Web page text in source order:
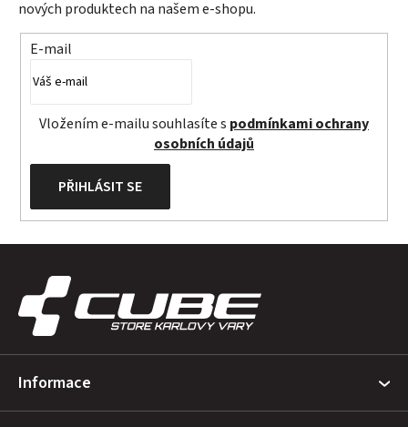
nových produktech na našem e-shopu.
E-mail
Vložením e-mailu souhlasíte s podmínkami ochrany
osobních údajů
PŘIHLÁSIT SE
Informace